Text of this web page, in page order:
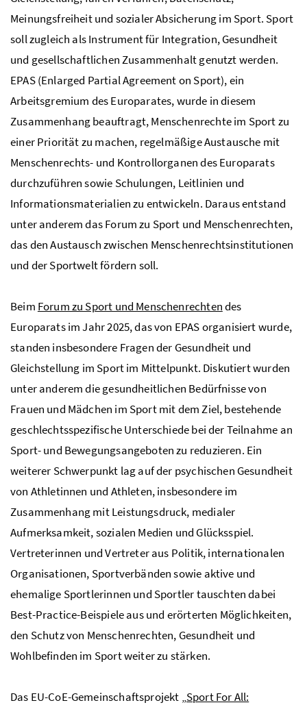
Meinungsfreiheit und sozialer Absicherung im Sport. Sport
soll zugleich als Instrument für Integration, Gesundheit
und gesellschaftlichen Zusammenhalt genutzt werden.
EPAS (Enlarged Partial Agreement on Sport), ein
Arbeitsgremium des Europarates, wurde in diesem
Zusammenhang beauftragt, Menschenrechte im Sport zu
einer Priorität zu machen, regelmäßige Austausche mit
Menschenrechts- und Kontrollorganen des Europarats
durchzuführen sowie Schulungen, Leitlinien und
Informationsmaterialien zu entwickeln. Daraus entstand
unter anderem das Forum zu Sport und Menschenrechten,
das den Austausch zwischen Menschenrechtsinstitutionen
und der Sportwelt fördern soll.
Beim Forum zu Sport und Menschenrechtendes
Europarats im Jahr 2025, das von EPAS organisiert wurde,
standen insbesondere Fragen der Gesundheit und
Gleichstellung im Sport im Mittelpunkt. Diskutiert wurden
unter anderem die gesundheitlichen Bedürfnisse von
Frauen und Mädchen im Sport mit dem Ziel, bestehende
geschlechtsspezifische Unterschiede bei der Teilnahme an
Sport- und Bewegungsangeboten zu reduzieren. Ein
weiterer Schwerpunkt lag auf der psychischen Gesundheit
von Athletinnen und Athleten, insbesondere im
Zusammenhang mit Leistungsdruck, medialer
Aufmerksamkeit, sozialen Medien und Glücksspiel.
Vertreterinnen und Vertreter aus Politik, internationalen
Organisationen, Sportverbänden sowie aktive und
ehemalige Sportlerinnen und Sportler tauschten dabei
Best-Practice-Beispiele aus und erörterten Möglichkeiten,
den Schutz von Menschenrechten, Gesundheit und
Wohlbefinden im Sport weiter zu stärken.
Das EU-CoE-Gemeinschaftsprojekt „Sport For All: